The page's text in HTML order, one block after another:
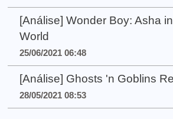
[Análise] Wonder Boy: Asha
World
25/06/2021 06:48
[Análise] Ghosts 'n Goblins
28/05/2021 08:53